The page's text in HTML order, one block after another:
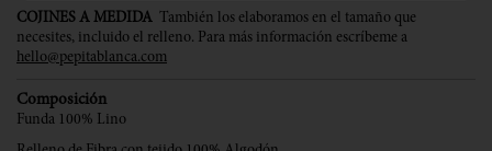
COJINES A MEDIDA
También los elaboramos en el tamaño que
necesites, incluido el relleno. Para más información escríbeme a
hello@pepitablanca.com
Composición
Funda 100% Lino